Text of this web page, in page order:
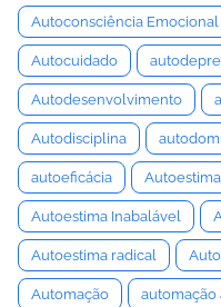
Autoconsciência Emocional
Autocuidado
Autodesenvolvimento
Autodisciplina
autoeficácia Autoestima
Autoestima Inabalável
Autoestima radical
Automação automação